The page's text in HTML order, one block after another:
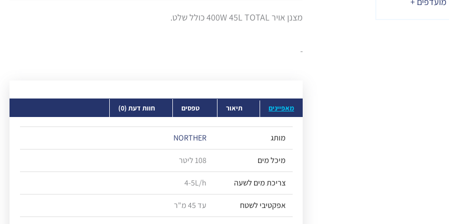
מצנן אויר 400W 45L TOTAL כולל שלט.
מאפיינים תיאור טפסים חוות דעת (0)
מותג NORTHER
מיכל מים 108 ליטר
צריכת מים לשעה 4-5L/h
אפקטיבי לשטח עד 45 מ"ר